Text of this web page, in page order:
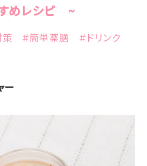
めレシピ ~
#簡単薬膳 #ドリンク
ー